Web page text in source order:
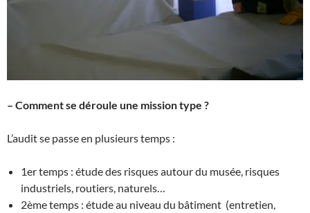
– Comment se déroule une mission type ?
L’audit se passe en plusieurs temps :
1er temps : étude des risques autour du musée, risques
industriels, routiers, naturels…
2ème temps : étude au niveau du bâtiment (entretien,